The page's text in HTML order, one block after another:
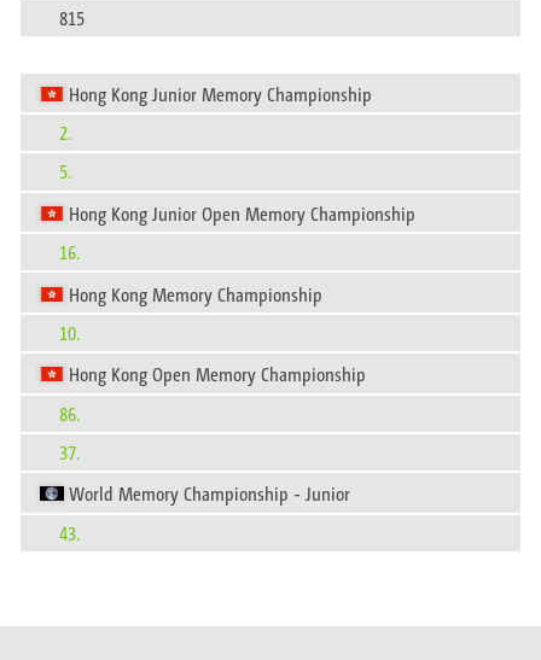
815
Hong Kong Junior Memory Championship
2.
5.
Hong Kong Junior Open Memory Championship
16.
Hong Kong Memory Championship
10.
Hong Kong Open Memory Championship
86.
37.
World Memory Championship - Junior
43.